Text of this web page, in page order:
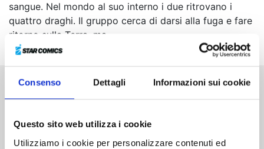
Consenso Dettagli Informazioni sui cookie
Questo sito web utilizza i cookie
Utilizziamo i cookie per personalizzare contenuti ed
sangue. Nel mondo al suo interno i due ritrovano i
quattro draghi. Il gruppo cerca di darsi alla fuga e fare
ritorno sulla Terra, ma…
Altri volumi della serie